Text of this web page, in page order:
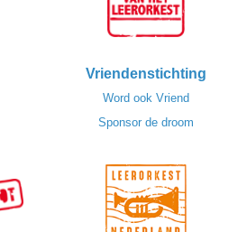
Vriendenstichting
Word ook Vriend
Sponsor de droom